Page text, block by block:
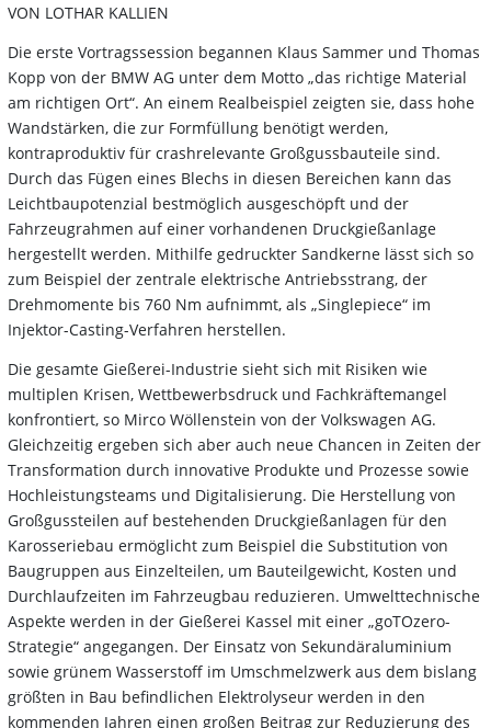
VON LOTHAR KALLIEN
Die erste Vortragssession begannen Klaus Sammer und Thomas
Kopp von der BMW AG unter dem Motto „das richtige Material
am richtigen Ort“. An einem Realbeispiel zeigten sie, dass hohe
Wandstärken, die zur Formfüllung benötigt werden,
kontraproduktiv für crashrelevante Großgussbauteile sind.
Durch das Fügen eines Blechs in diesen Bereichen kann das
Leichtbaupotenzial bestmöglich ausgeschöpft und der
Fahrzeugrahmen auf einer vorhandenen Druckgießanlage
hergestellt werden. Mithilfe gedruckter Sandkerne lässt sich so
zum Beispiel der zentrale elektrische Antriebsstrang, der
Drehmomente bis 760 Nm aufnimmt, als „Singlepiece“ im
Injektor-Casting-Verfahren herstellen.
Die gesamte Gießerei-Industrie sieht sich mit Risiken wie
multiplen Krisen, Wettbewerbsdruck und Fachkräftemangel
konfrontiert, so Mirco Wöllenstein von der Volkswagen AG.
Gleichzeitig ergeben sich aber auch neue Chancen in Zeiten der
Transformation durch innovative Produkte und Prozesse sowie
Hochleistungsteams und Digitalisierung. Die Herstellung von
Großgussteilen auf bestehenden Druckgießanlagen für den
Karosseriebau ermöglicht zum Beispiel die Substitution von
Baugruppen aus Einzelteilen, um Bauteilgewicht, Kosten und
Durchlaufzeiten im Fahrzeugbau reduzieren. Umwelttechnische
Aspekte werden in der Gießerei Kassel mit einer „goTOzero-
Strategie“ angegangen. Der Einsatz von Sekundäraluminium
sowie grünem Wasserstoff im Umschmelzwerk aus dem bislang
größten in Bau befindlichen Elektrolyseur werden in den
kommenden Jahren einen großen Beitrag zur Reduzierung des